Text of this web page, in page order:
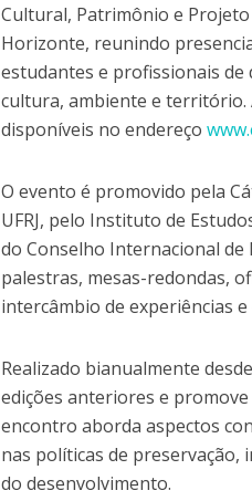
Cultural, Patrimônio e Projeto
Horizonte, reunindo
estudantes e profissionais
cultura, ambiente e território.
disponíveis no endereço
O evento é promovido pela
UFRJ, pelo Instituto de
do Conselho Internacional de
palestras, mesas-redondas,
intercâmbio de experiências
Realizado bianualmente
edições anteriores e
encontro aborda aspectos
nas políticas de
do desenvolvimento.